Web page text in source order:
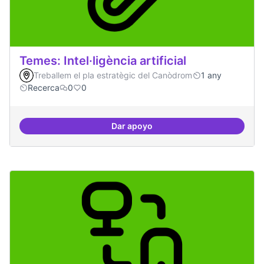
Temes: Intel·ligència artificial
Treballem el pla estratègic del Canòdrom
1 any
Recerca
0 0
Dar apoyoTemes: Intel·ligència artificial